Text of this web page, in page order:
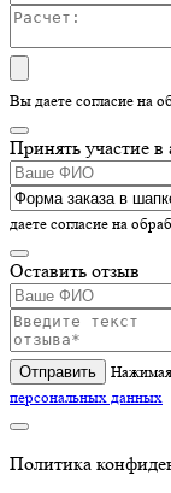
Вы даете согласие на
Принять участие в
даете согласие на
Оставить отзыв
Отправить
Нажимая
персональных данных
Политика